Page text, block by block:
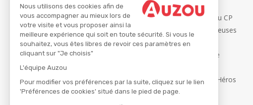
Nous utilisons des cookies afin de
vous accompagner au mieux lors de
votre visite et vous proposer ainsi la
meilleure expérience qui soit en toute sécurité. Si vous le
souhaitez, vous êtes libres de revoir ces paramètres en
cliquant sur "Je choisis"
L'équipe Auzou
Pour modifier vos préférences par la suite, cliquez sur le lien
'Préférences de cookies' situé dans le pied de page.
P'tit Loup
Les Héros du CP
Les Influenceuses
Migali
Petite Taupe
Ma Boîte à Héros